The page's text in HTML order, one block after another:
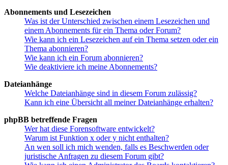
Abonnements und Lesezeichen
Was ist der Unterschied zwischen einem Lesezeichen und
einem Abonnements für ein Thema oder Forum?
Wie kann ich ein Lesezeichen auf ein Thema setzen oder ein
Thema abonnieren?
Wie kann ich ein Forum abonnieren?
Wie deaktiviere ich meine Abonnements?
Dateianhänge
Welche Dateianhänge sind in diesem Forum zulässig?
Kann ich eine Übersicht all meiner Dateianhänge erhalten?
phpBB betreffende Fragen
Wer hat diese Forensoftware entwickelt?
Warum ist Funktion x oder y nicht enthalten?
An wen soll ich mich wenden, falls es Beschwerden oder
juristische Anfragen zu diesem Forum gibt?